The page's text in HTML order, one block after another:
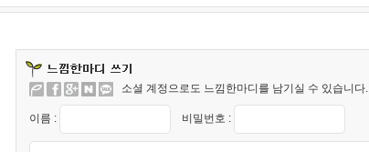
소셜 계정으로도 느낌한마디를 남기실 수 있습니다.
이름 : 비밀번호 :